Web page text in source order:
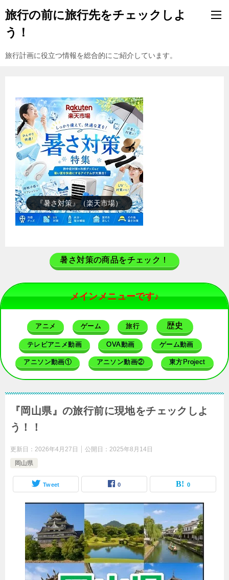
旅行の前に旅行先をチェックしよ
う！
旅行計画に役立つ情報を総合的にご紹介しています。
『楽天市場』売れ筋ランキング
暑さ対策の商品をチェック！
メインメニューです♪
アニメ ゲーム 旅行 歴史
テレビアニメ動画 OVA動画 ゲーム動画
アニソン動画① アニソン動画② 東方Project
『岡山県』の旅行前に現地をチェックしよ
う！！
更新日： 2026年4月27日 公開日： 2025年8月14日
岡山県
Tweet 0 0